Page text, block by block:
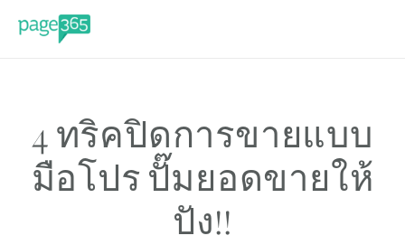
4 ทริคปิดการขายแบบ
มือโปร ปั๊มยอดขายให้
ปัง!!